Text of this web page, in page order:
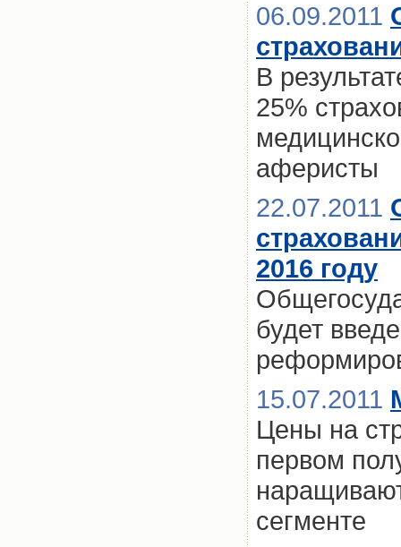
06.09.2011
В
25%
аферисты
22.07.2011
2016 году
будет
15.07.2011
Цены на
первом
сегменте